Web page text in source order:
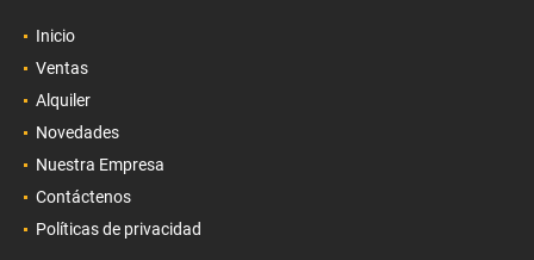
Inicio
Ventas
Alquiler
Novedades
Nuestra Empresa
Contáctenos
Políticas de privacidad